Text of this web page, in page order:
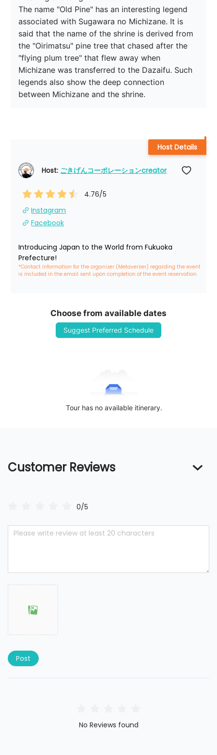
The name "Old Pine" has an interesting legend
associated with Sugawara no Michizane. It is
said that the name of the shrine is derived from
the "Oirimatsu" pine tree that chased after the
"flying plum tree" that flew away when
Michizane was transferred to the Dazaifu. Such
legends also show the deep connection
between Michizane and the shrine.
Host: ごきげんコーポレーションcreator
4.76/5
Instagram
Facebook
Introducing Japan to the World from Fukuoka
Prefecture!
*Contact information for the organizer (Metaverser) regarding the event
is included in the email sent upon completion of the event reservation
Host Details
Choose from available dates
Suggest Preferred Schedule
Tour has no available itinerary.
Customer Reviews
0/5
Post
No Reviews found